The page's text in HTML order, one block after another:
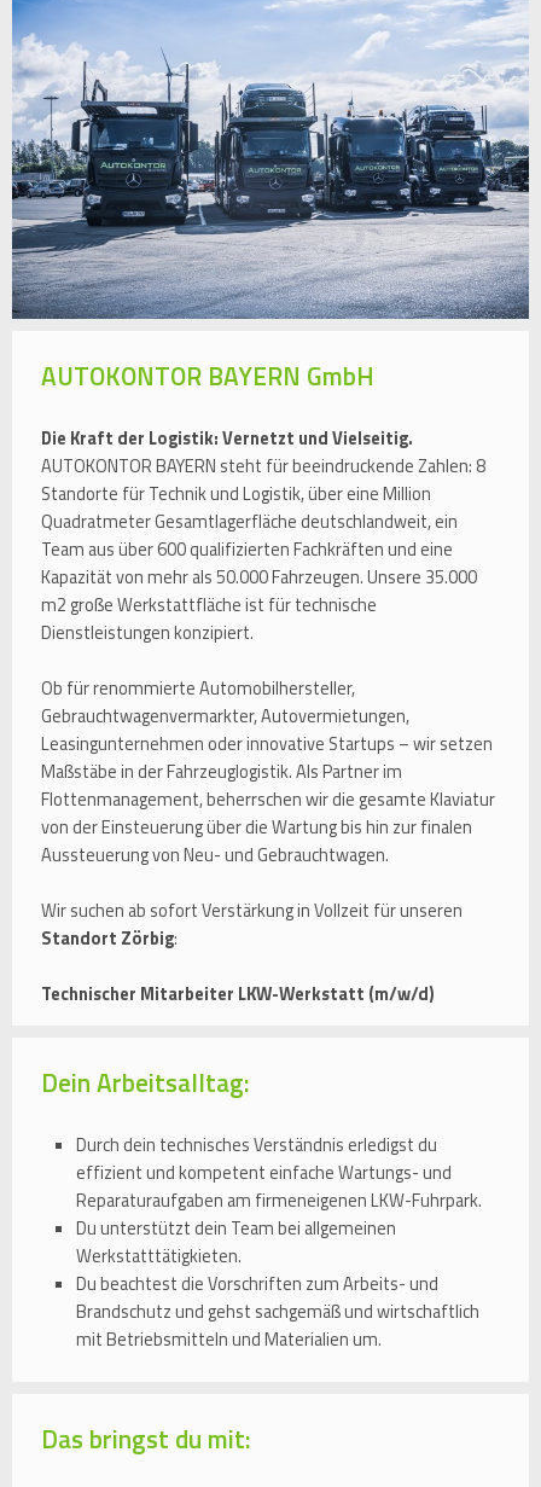
AUTOKONTOR BAYERN GmbH
Die Kraft der Logistik: Vernetzt und Vielseitig.
AUTOKONTOR BAYERN steht für beeindruckende Zahlen: 8
Standorte für Technik und Logistik, über eine Million
Quadratmeter Gesamtlagerfläche deutschlandweit, ein
Team aus über 600 qualifizierten Fachkräften und eine
Kapazität von mehr als 50.000 Fahrzeugen. Unsere 35.000
m2 große Werkstattfläche ist für technische
Dienstleistungen konzipiert.
Ob für renommierte Automobilhersteller,
Gebrauchtwagenvermarkter, Autovermietungen,
Leasingunternehmen oder innovative Startups – wir setzen
Maßstäbe in der Fahrzeuglogistik. Als Partner im
Flottenmanagement, beherrschen wir die gesamte Klaviatur
von der Einsteuerung über die Wartung bis hin zur finalen
Aussteuerung von Neu- und Gebrauchtwagen.
Wir suchen ab sofort Verstärkung in Vollzeit für unseren
Standort Zörbig:
Technischer Mitarbeiter LKW-Werkstatt (m/w/d)
Dein Arbeitsalltag:
Durch dein technisches Verständnis erledigst du
effizient und kompetent einfache Wartungs- und
Reparaturaufgaben am firmeneigenen LKW-Fuhrpark.
Du unterstützt dein Team bei allgemeinen
Werkstatttätigkieten.
Du beachtest die Vorschriften zum Arbeits- und
Brandschutz und gehst sachgemäß und wirtschaftlich
mit Betriebsmitteln und Materialien um.
Das bringst du mit: